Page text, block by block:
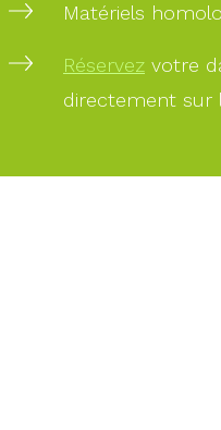
Matériels
Réservez votre
directement sur
PAIEMENT
PAIEMENT